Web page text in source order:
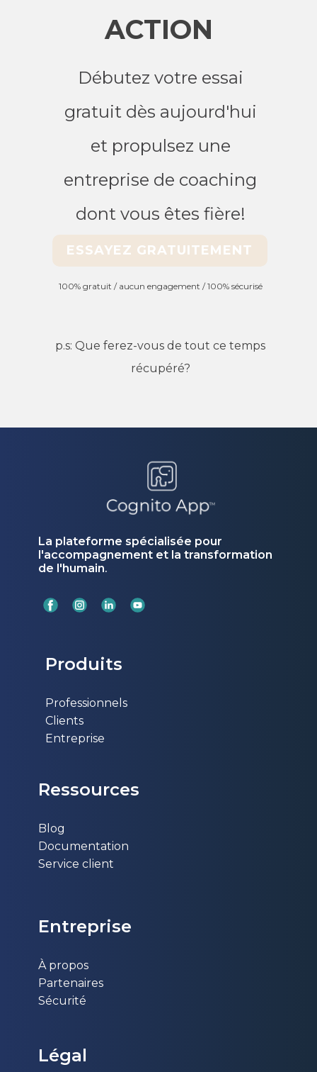
ACTION
Débutez votre essai
gratuit dès aujourd'hui
et propulsez une
entreprise de coaching
dont vous êtes fière!
ESSAYEZ GRATUITEMENT
100% gratuit / aucun engagement / 100% sécurisé
p.s: Que ferez-vous de tout ce temps
récupéré?
La plateforme spécialisée pour
l'accompagnement et la transformation
de l'humain.
Produits
Professionnels
Clients
Entreprise
Ressources
Blog
Documentation
Service client
Entr​eprise
À propos
Partenaires
Sécurité
Légal